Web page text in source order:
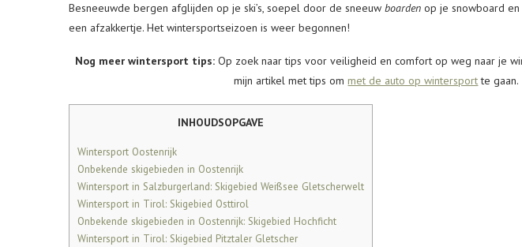
Besneeuwde bergen afglijden op je ski’s, soepel door de sneeuw boarden op je snowboard
een afzakkertje. Het wintersportseizoen is weer begonnen!
Nog meer wintersport tips:Op zoek naar tips voor veiligheid en comfort op weg naar je
mijn artikel met tips ommet de auto op wintersportte gaan.
INHOUDSOPGAVE
Wintersport Oostenrijk
Onbekende skigebieden in Oostenrijk
Wintersport in Salzburgerland: Skigebied Weißsee Gletscherwelt
Wintersport in Tirol: Skigebied Osttirol
Onbekende skigebieden in Oostenrijk: Skigebied Hochficht
Wintersport in Tirol: Skigebied Pitztaler Gletscher